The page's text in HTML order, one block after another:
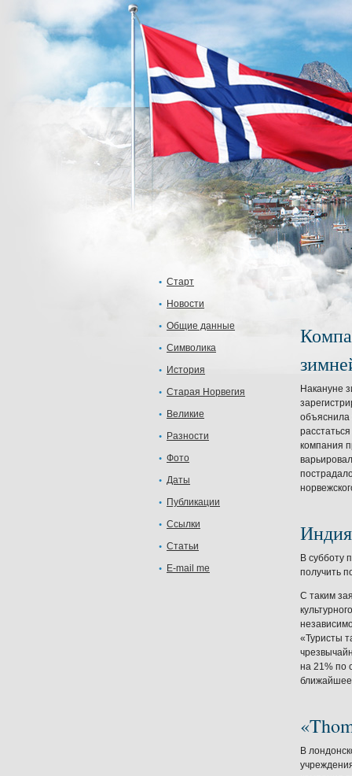
Старт
Новости
Общие данные
Символика
История
Старая Норвегия
Великие
Разности
Фото
Даты
Публикации
Ссылки
Статьи
E-mail me
Накануне
компания
В субботу
получить
С таким
«Туристы
на 21% по
В